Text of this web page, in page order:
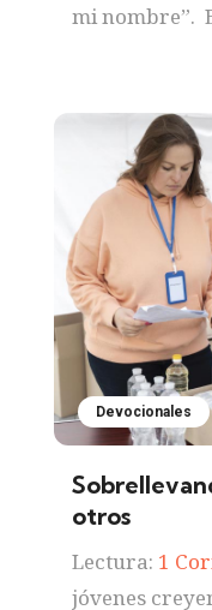
mi nombre”.
Devocionales
otros
Lectura: 1
jóvenes